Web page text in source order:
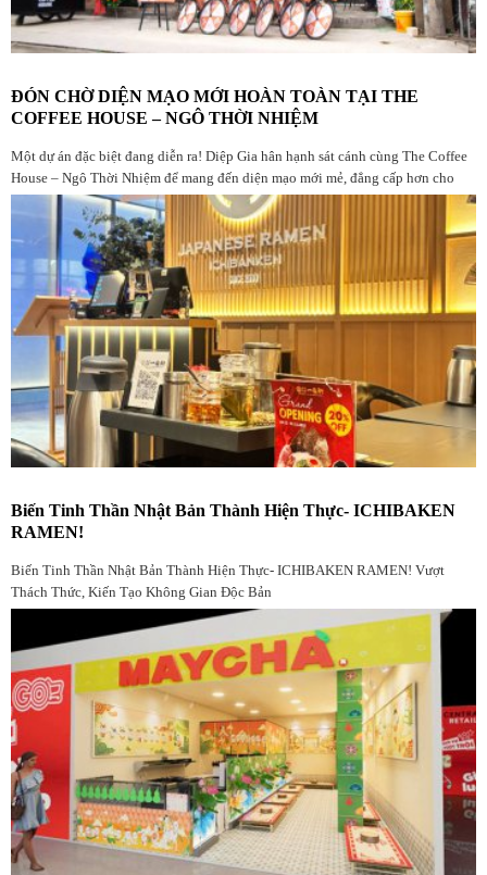
ĐÓN CHỜ DIỆN MẠO MỚI HOÀN TOÀN TẠI THE
COFFEE HOUSE – NGÔ THỜI NHIỆM
Một dự án đặc biệt đang diễn ra! Diệp Gia hân hạnh sát cánh cùng The Coffee
House – Ngô Thời Nhiệm để mang đến diện mạo mới mẻ, đẳng cấp hơn cho
không gian quen thuộc
Biến Tinh Thần Nhật Bản Thành Hiện Thực- ICHIBAKEN
RAMEN!
Biến Tinh Thần Nhật Bản Thành Hiện Thực- ICHIBAKEN RAMEN! Vượt
Thách Thức, Kiến Tạo Không Gian Độc Bản